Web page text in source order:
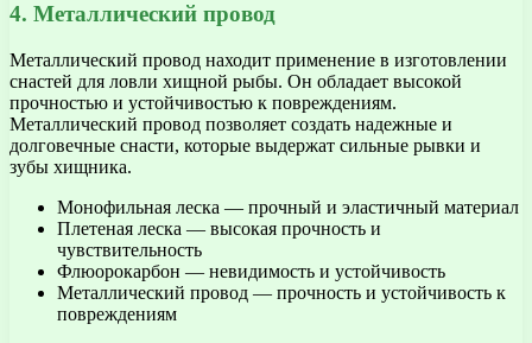
4. Металлический провод
Металлический провод находит применение в изготовлении
снастей для ловли хищной рыбы. Он обладает высокой
прочностью и устойчивостью к повреждениям.
Металлический провод позволяет создать надежные и
долговечные снасти, которые выдержат сильные рывки и
зубы хищника.
Монофильная леска — прочный и эластичный материал
Плетеная леска — высокая прочность и
чувствительность
Флюорокарбон — невидимость и устойчивость
Металлический провод — прочность и устойчивость к
повреждениям